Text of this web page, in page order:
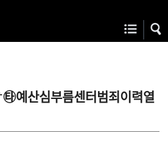
예산심부름센터범죄이력열